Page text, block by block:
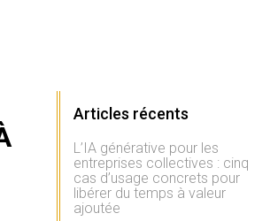
Articles récents
L’IA générative pour les
entreprises collectives : cinq
cas d’usage concrets pour
libérer du temps à valeur
ajoutée